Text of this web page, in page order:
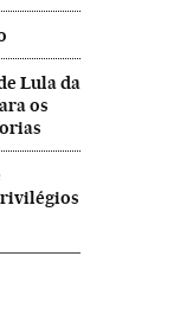
Lula da
os